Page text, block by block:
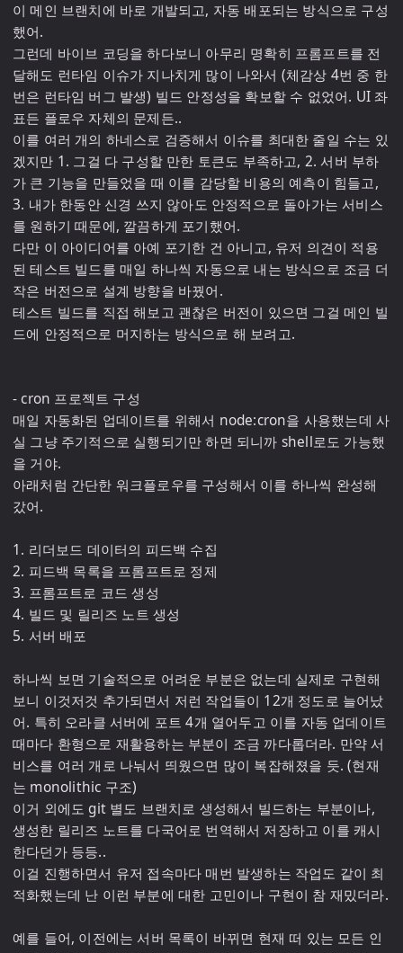
이 메인 브랜치에 바로 개발되고, 자동 배포되는 방식으로 구성
했어.
그런데 바이브 코딩을 하다보니 아무리 명확히 프롬프트를 전
달해도 런타임 이슈가 지나치게 많이 나와서 (체감상 4번 중 한
번은 런타임 버그 발생) 빌드 안정성을 확보할 수 없었어. UI 좌
표든 플로우 자체의 문제든..
이를 여러 개의 하네스로 검증해서 이슈를 최대한 줄일 수는 있
겠지만 1. 그걸 다 구성할 만한 토큰도 부족하고, 2. 서버 부하
가 큰 기능을 만들었을 때 이를 감당할 비용의 예측이 힘들고,
3. 내가 한동안 신경 쓰지 않아도 안정적으로 돌아가는 서비스
를 원하기 때문에, 깔끔하게 포기했어.
다만 이 아이디어를 아예 포기한 건 아니고, 유저 의견이 적용
된 테스트 빌드를 매일 하나씩 자동으로 내는 방식으로 조금 더
작은 버전으로 설계 방향을 바꿨어.
테스트 빌드를 직접 해보고 괜찮은 버전이 있으면 그걸 메인 빌
드에 안정적으로 머지하는 방식으로 해 보려고.
- cron 프로젝트 구성
매일 자동화된 업데이트를 위해서 node:cron을 사용했는데 사
실 그냥 주기적으로 실행되기만 하면 되니까 shell로도 가능했
을 거야.
아래처럼 간단한 워크플로우를 구성해서 이를 하나씩 완성해
갔어.
1. 리더보드 데이터의 피드백 수집
2. 피드백 목록을 프롬프트로 정제
3. 프롬프트로 코드 생성
4. 빌드 및 릴리즈 노트 생성
5. 서버 배포
하나씩 보면 기술적으로 어려운 부분은 없는데 실제로 구현해
보니 이것저것 추가되면서 저런 작업들이 12개 정도로 늘어났
어. 특히 오라클 서버에 포트 4개 열어두고 이를 자동 업데이트
때마다 환형으로 재활용하는 부분이 조금 까다롭더라. 만약 서
비스를 여러 개로 나눠서 띄웠으면 많이 복잡해졌을 듯. (현재
는 monolithic 구조)
이거 외에도 git 별도 브랜치로 생성해서 빌드하는 부분이나,
생성한 릴리즈 노트를 다국어로 번역해서 저장하고 이를 캐시
한다던가 등등..
이걸 진행하면서 유저 접속마다 매번 발생하는 작업도 같이 최
적화했는데 난 이런 부분에 대한 고민이나 구현이 참 재밌더라.
예를 들어, 이전에는 서버 목록이 바뀌면 현재 떠 있는 모든 인